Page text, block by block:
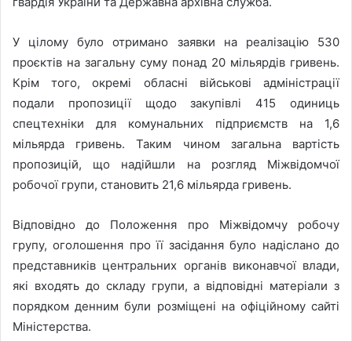
У цілому було отримано заявки на реалізацію 530
проєктів на загальну суму понад 20 мільярдів гривень.
Крім того, окремі обласні військові адміністрації
подали пропозиції щодо закупівлі 415 одиниць
спецтехніки для комунальних підприємств на 1,6
мільярда гривень. Таким чином загальна вартість
пропозицій, що надійшли на розгляд Міжвідомчої
робочої групи, становить 21,6 мільярда гривень.
Відповідно до Положення про Міжвідомчу робочу
групу, оголошення про її засідання було надіслано до
представників центральних органів виконавчої влади,
які входять до складу групи, а відповідні матеріали з
порядком денним були розміщені на офіційному сайті
Міністерства.